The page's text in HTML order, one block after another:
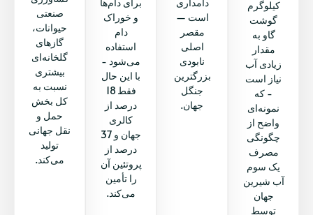
کیلوگرم
گوشت
گاو به
مقدار
زیادی آب
نیاز است
- که
نمونه‌ای
واضح از
چگونگی
مصرف
یک سوم
آب شیرین
جهان
توسط
است —
مقصر
اصلی
نابودی
بزرگترین
جنگل
جهان.
برای دام‌ها
و خوراک
دام
استفاده
می‌شود -
با این حال
فقط 18
درصد از
کالری
جهان و 37
درصد از
پروتئین آن
را تأمین
می‌کند.
صنعتی
حیوانات،
گازهای
گلخانه‌ای
بیشتری
نسبت به
کل بخش
حمل و
نقل جهانی
تولید
می‌کند.